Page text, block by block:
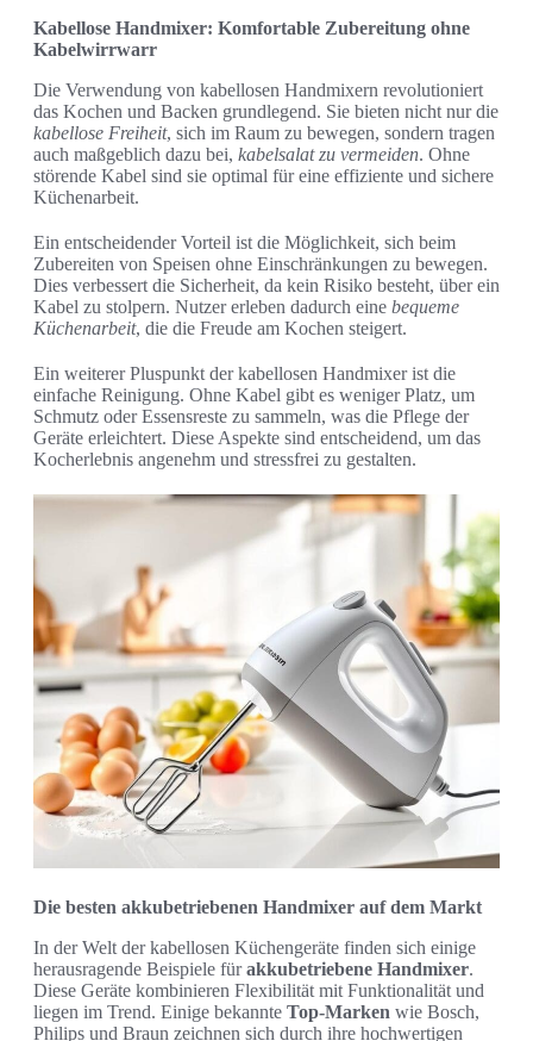
Kabellose Handmixer: Komfortable Zubereitung ohne
Kabelwirrwarr
Die Verwendung von kabellosen Handmixern revolutioniert
das Kochen und Backen grundlegend. Sie bieten nicht nur die
kabellose Freiheit, sich im Raum zu bewegen, sondern tragen
auch maßgeblich dazu bei, kabelsalat zu vermeiden. Ohne
störende Kabel sind sie optimal für eine effiziente und sichere
Küchenarbeit.
Ein entscheidender Vorteil ist die Möglichkeit, sich beim
Zubereiten von Speisen ohne Einschränkungen zu bewegen.
Dies verbessert die Sicherheit, da kein Risiko besteht, über ein
Kabel zu stolpern. Nutzer erleben dadurch eine bequeme
Küchenarbeit, die die Freude am Kochen steigert.
Ein weiterer Pluspunkt der kabellosen Handmixer ist die
einfache Reinigung. Ohne Kabel gibt es weniger Platz, um
Schmutz oder Essensreste zu sammeln, was die Pflege der
Geräte erleichtert. Diese Aspekte sind entscheidend, um das
Kocherlebnis angenehm und stressfrei zu gestalten.
Die besten akkubetriebenen Handmixer auf dem Markt
In der Welt der kabellosen Küchengeräte finden sich einige
herausragende Beispiele fürakkubetriebene Handmixer.
Diese Geräte kombinieren Flexibilität mit Funktionalität und
liegen im Trend. Einige bekannte Top-Marken wie Bosch,
Philips und Braun zeichnen sich durch ihre hochwertigen